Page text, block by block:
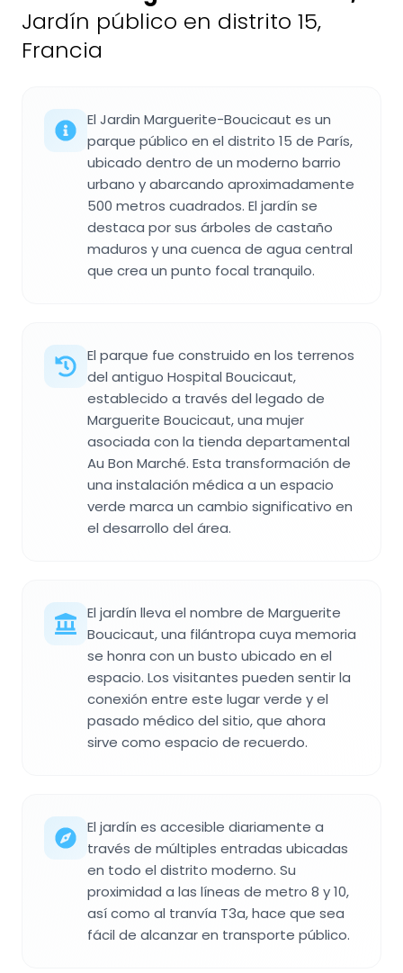
Jardín público en distrito 15,
Francia
El Jardin Marguerite-Boucicaut es un
parque público en el distrito 15 de París,
ubicado dentro de un moderno barrio
urbano y abarcando aproximadamente
500 metros cuadrados. El jardín se
destaca por sus árboles de castaño
maduros y una cuenca de agua central
que crea un punto focal tranquilo.
El parque fue construido en los terrenos
del antiguo Hospital Boucicaut,
establecido a través del legado de
Marguerite Boucicaut, una mujer
asociada con la tienda departamental
Au Bon Marché. Esta transformación de
una instalación médica a un espacio
verde marca un cambio significativo en
el desarrollo del área.
El jardín lleva el nombre de Marguerite
Boucicaut, una filántropa cuya memoria
se honra con un busto ubicado en el
espacio. Los visitantes pueden sentir la
conexión entre este lugar verde y el
pasado médico del sitio, que ahora
sirve como espacio de recuerdo.
El jardín es accesible diariamente a
través de múltiples entradas ubicadas
en todo el distrito moderno. Su
proximidad a las líneas de metro 8 y 10,
así como al tranvía T3a, hace que sea
fácil de alcanzar en transporte público.